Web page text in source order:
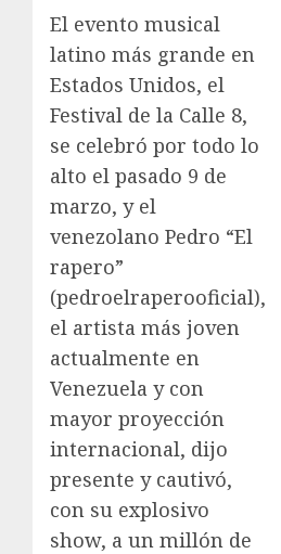
El evento musical
latino más grande en
Estados Unidos, el
Festival de la Calle 8,
se celebró por todo lo
alto el pasado 9 de
marzo, y el
venezolano Pedro “El
rapero”
(pedroelraperooficial),
el artista más joven
actualmente en
Venezuela y con
mayor proyección
internacional, dijo
presente y cautivó,
con su explosivo
show, a un millón de